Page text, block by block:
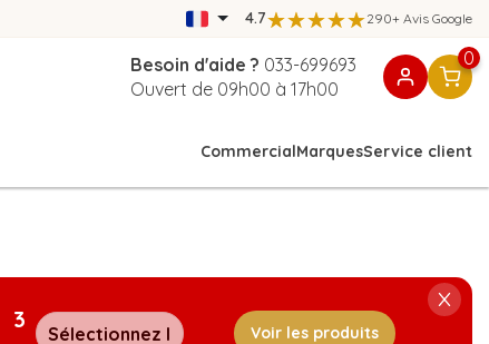
4.7 290+ Avis Google
Besoin d'aide ? 033-699693
Ouvert de 09h00 à 17h00
0
CommercialMarquesService client
3 Voir les produits